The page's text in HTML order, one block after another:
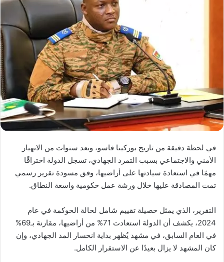
في لحظة دقيقة من تاريخ بوركينا فاسو، وبعد سنوات من الانهيار
الأمني والاجتماعي بسبب التمرد الجهادي، تسجل الدولة اختراقًا
مهمًا في استعادة سيادتها على أراضيها، وفق مسودة تقرير رسمي
تمت المصادقة عليها خلال ورشة عمل حكومية واسعة النطاق.
التقرير، الذي يمثل حصيلة تقييم شامل لحالة الحوكمة في عام
2024، يكشف أن الدولة استعادت 71% من أراضيها، مقارنة بـ69%
في العام السابق، في مشهد يُظهر بداية انحسار المد الجهادي، وإن
كان المشهد لا يزال بعيدًا عن الاستقرار الكامل.